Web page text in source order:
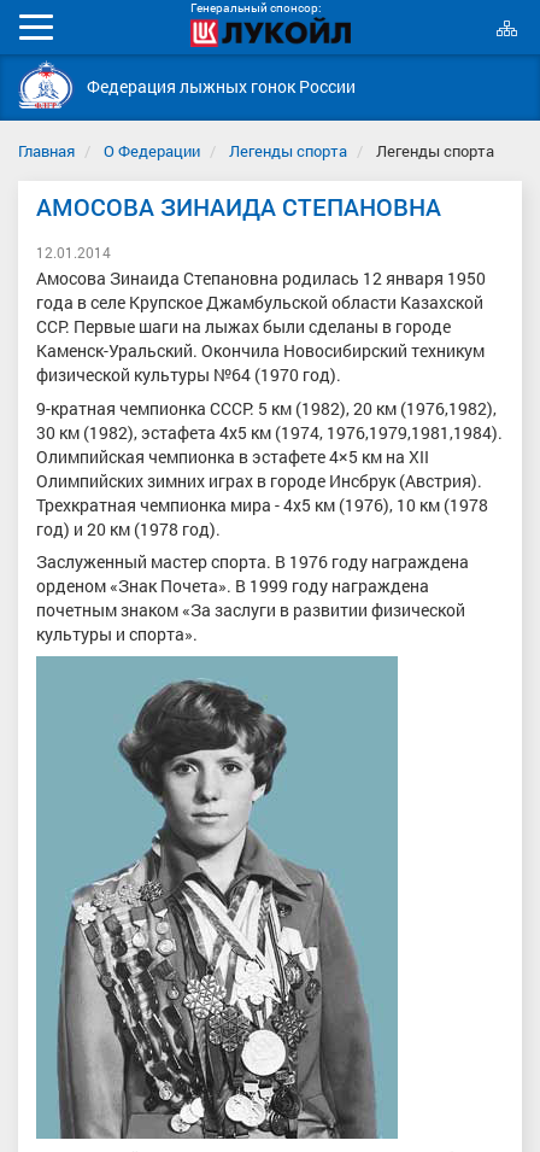
Генеральный спонсор:
Мобильное
меню
Федерация лыжных гонок России
Главная О Федерации Легенды спорта Легенды спорта
АМОСОВА ЗИНАИДА СТЕПАНОВНА
12.01.2014
Амосова Зинаида Степановна родилась 12 января 1950
года в селе Крупское Джамбульской области Казахской
ССР. Первые шаги на лыжах были сделаны в городе
Каменск-Уральский. Окончила Новосибирский техникум
физической культуры №64 (1970 год).
9-кратная чемпионка СССР: 5 км (1982), 20 км (1976,1982),
30 км (1982), эстафета 4х5 км (1974, 1976,1979,1981,1984).
Олимпийская чемпионка в эстафете 4×5 км на XII
Олимпийских зимних играх в городе Инсбрук (Австрия).
Трехкратная чемпионка мира - 4х5 км (1976), 10 км (1978
год) и 20 км (1978 год).
Заслуженный мастер спорта. В 1976 году награждена
орденом «Знак Почета». В 1999 году награждена
почетным знаком «За заслуги в развитии физической
культуры и спорта».